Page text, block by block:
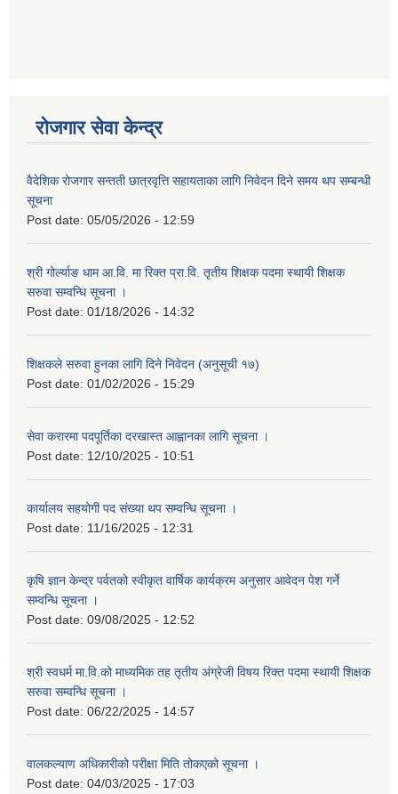
रोजगार सेवा केन्द्र
वैदेशिक रोजगार सन्तती छात्रवृत्ति सहायताका लागि निवेदन दिने समय थप सम्बन्धी
सूचना
Post date: 05/05/2026 - 12:59
श्री गोर्ल्याङ धाम आ.वि. मा रिक्त प्रा.वि. तृतीय शिक्षक पदमा स्थायी शिक्षक
सरुवा सम्वन्धि सूचना ।
Post date: 01/18/2026 - 14:32
शिक्षकले सरुवा हुनका लागि दिने निवेदन (अनुसूची १७)
Post date: 01/02/2026 - 15:29
सेवा करारमा पदपूर्तिका दरखास्त आह्वानका लागि सूचना ।
Post date: 12/10/2025 - 10:51
कार्यालय सहयोगी पद संख्या थप सम्वन्धि सूचना ।
Post date: 11/16/2025 - 12:31
कृषि ज्ञान केन्द्र पर्वतको स्वीकृत वार्षिक कार्यक्रम अनुसार आवेदन पेश गर्ने
सम्वन्धि सूचना ।
Post date: 09/08/2025 - 12:52
श्री स्वधर्म मा.वि.को माध्यमिक तह तृतीय अंग्रेजी विषय रिक्त पदमा स्थायी शिक्षक
सरुवा सम्वन्धि सूचना ।
Post date: 06/22/2025 - 14:57
वालकल्याण अधिकारीको परीक्षा मिति तोकएको सूचना ।
Post date: 04/03/2025 - 17:03